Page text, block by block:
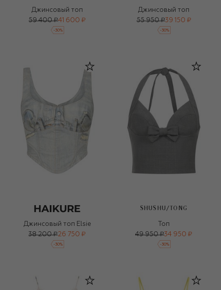
Джинсовый топ
59 400 ₽41 600 ₽
-30%
Джинсовый топ
55 950 ₽39 150 ₽
-30%
Джинсовый топ Elsie
38 200 ₽26 750 ₽
-30%
SHUSHU/TONG
Топ
49 950 ₽34 950 ₽
-30%